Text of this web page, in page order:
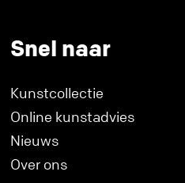
Snel naar
Kunstcollectie
Online kunstadvies
Nieuws
Over ons